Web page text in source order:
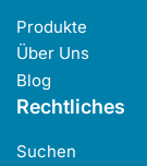
Produkte
Über Uns
Blog
Rechtliches
Suchen